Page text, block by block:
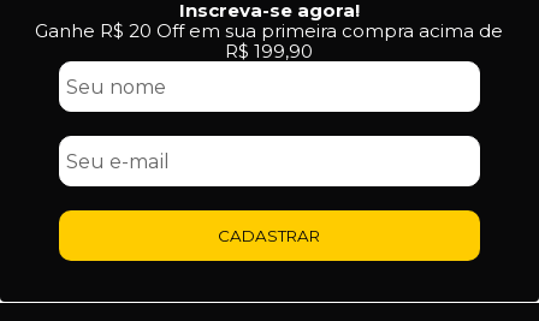
Inscreva-se agora!
Ganhe R$ 20 Off em sua primeira compra acima de
R$ 199,90
CADASTRAR